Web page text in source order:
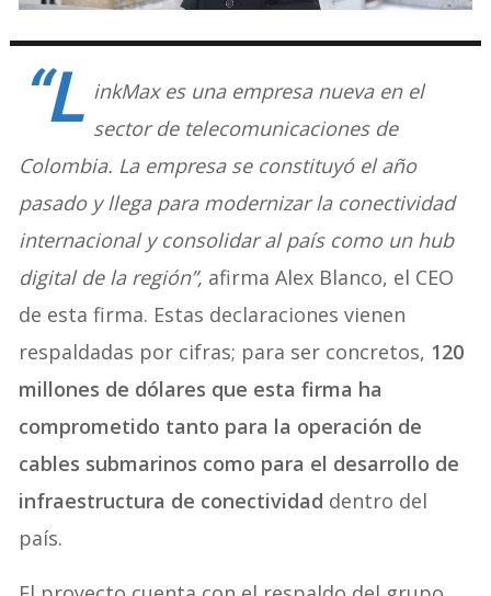
“L inkMax es una empresa nueva en el
sector de telecomunicaciones de
Colombia. La empresa se constituyó el año
pasado y llega para modernizar la conectividad
internacional y consolidar al país como un hub
digital de la región”, afirma Alex Blanco, el CEO
de esta firma. Estas declaraciones vienen
respaldadas por cifras; para ser concretos, 120
millones de dólares que esta firma ha
comprometido tanto para la operación de
cables submarinos como para el desarrollo de
infraestructura de conectividad dentro del
país.